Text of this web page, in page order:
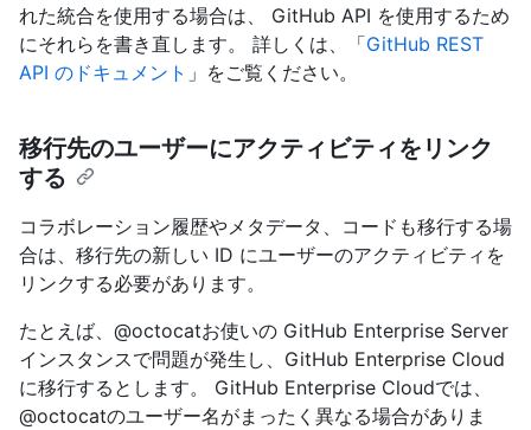
れた統合を使用する場合は、 GitHub API を使用するため
にそれらを書き直します。 詳しくは、「GitHub REST
API のドキュメント 」をご覧ください。
移行先のユーザーにアクティビティをリンク
する
コラボレーション履歴やメタデータ、コードも移行する場
合は、移行先の新しい ID にユーザーのアクティビティを
リンクする必要があります。
たとえば、@octocatお使いの GitHub Enterprise Server
インスタンスで問題が発生し、GitHub Enterprise Cloud
に移行するとします。 GitHub Enterprise Cloudでは、
@octocatのユーザー名がまったく異なる場合がありま